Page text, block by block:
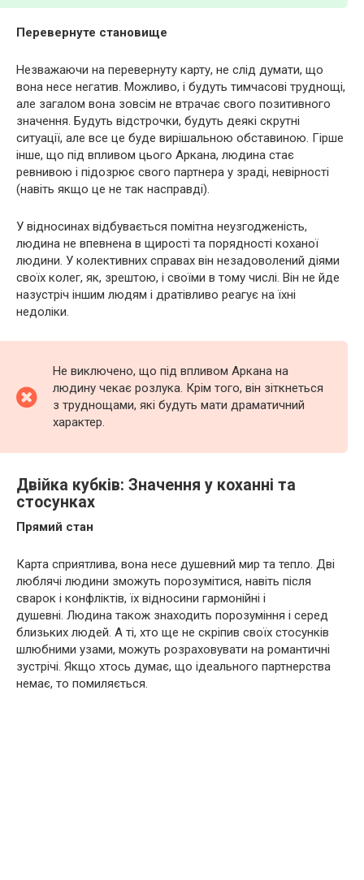
Перевернуте становище
Незважаючи на перевернуту карту, не слід думати, що
вона несе негатив. Можливо, і будуть тимчасові труднощі,
але загалом вона зовсім не втрачає свого позитивного
значення. Будуть відстрочки, будуть деякі скрутні
ситуації, але все це буде вирішальною обставиною. Гірше
інше, що під впливом цього Аркана, людина стає
ревнивою і підозрює свого партнера у зраді, невірності
(навіть якщо це не так насправді).
У відносинах відбувається помітна неузгодженість,
людина не впевнена в щирості та порядності коханої
людини. У колективних справах він незадоволений діями
своїх колег, як, зрештою, і своїми в тому числі. Він не йде
назустріч іншим людям і дратівливо реагує на їхні
недоліки.
Не виключено, що під впливом Аркана на
людину чекає розлука. Крім того, він зіткнеться
з труднощами, які будуть мати драматичний
характер.
Двійка кубків: Значення у коханні та
стосунках
Прямий стан
Карта сприятлива, вона несе душевний мир та тепло. Дві
люблячі людини зможуть порозумітися, навіть після
сварок і конфліктів, їх відносини гармонійні і
душевні. Людина також знаходить порозуміння і серед
близьких людей. А ті, хто ще не скріпив своїх стосунків
шлюбними узами, можуть розраховувати на романтичні
зустрічі. Якщо хтось думає, що ідеального партнерства
немає, то помиляється.